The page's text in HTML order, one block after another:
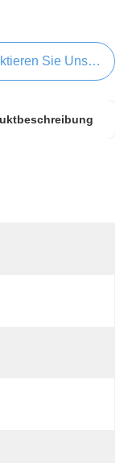
Sie Uns Jetzt